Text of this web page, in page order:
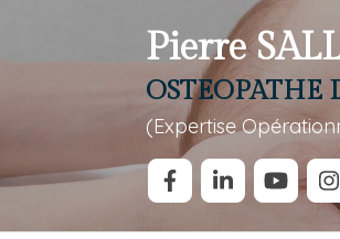
Pierre
OSTEOPATHE
(Expertise